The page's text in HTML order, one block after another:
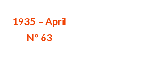
1935 – April
Nº 63